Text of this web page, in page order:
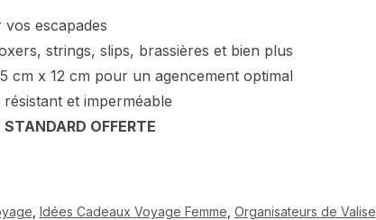
escapades
strings, slips, brassières et bien plus
cm x 12 cm pour un agencement optimal
et imperméable
OFFERTE
Idées Cadeaux Voyage Femme Organisateurs de Valise